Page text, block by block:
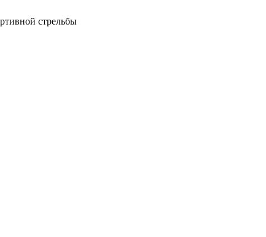
стрельбы